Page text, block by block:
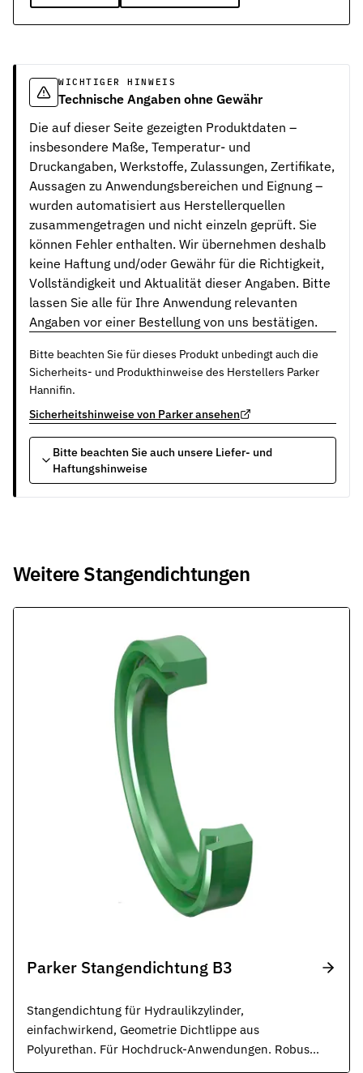
WICHTIGER HINWEIS
Technische Angaben ohne Gewähr
Die auf dieser Seite gezeigten Produktdaten –
insbesondere Maße, Temperatur- und
Druckangaben, Werkstoffe, Zulassungen, Zertifikate,
Aussagen zu Anwendungsbereichen und Eignung –
wurden automatisiert aus Herstellerquellen
zusammengetragen und nicht einzeln geprüft. Sie
können Fehler enthalten. Wir übernehmen deshalb
keine Haftung und/oder Gewähr für die Richtigkeit,
Vollständigkeit und Aktualität dieser Angaben. Bitte
lassen Sie alle für Ihre Anwendung relevanten
Angaben vor einer Bestellung von uns bestätigen.
Bitte beachten Sie für dieses Produkt unbedingt auch die
Sicherheits- und Produkthinweise des Herstellers Parker
Hannifin.
Sicherheitshinweise von Parker ansehen
Bitte beachten Sie auch unsere Liefer- und
Haftungshinweise
Weitere Stangendichtungen
Parker Stangendichtung B3
Stangendichtung für Hydraulikzylinder,
einfachwirkend, Geometrie Dichtlippe aus
Polyurethan. Für Hochdruck-Anwendungen. Robuste
Dichtung für rauste Betriebsbedingungen. ISO 5597,